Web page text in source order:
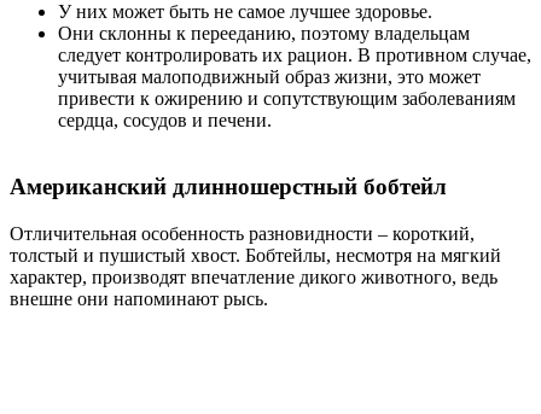
У них может быть не самое лучшее здоровье.
Они склонны к перееданию, поэтому владельцам
следует контролировать их рацион. В противном случае,
учитывая малоподвижный образ жизни, это может
привести к ожирению и сопутствующим заболеваниям
сердца, сосудов и печени.
Американский длинношерстный бобтейл
Отличительная особенность разновидности – короткий,
толстый и пушистый хвост. Бобтейлы, несмотря на мягкий
характер, производят впечатление дикого животного, ведь
внешне они напоминают рысь.